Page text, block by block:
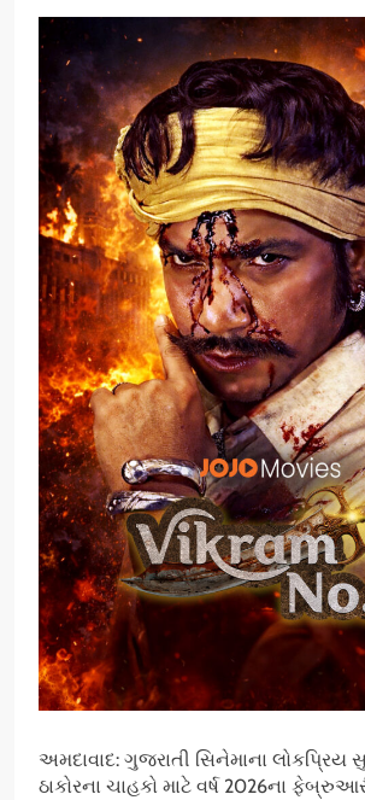
અમદાવાદ: ગુજરાતી સિનેમાના લોકપ્રિય
ઠાકોરના ચાહકો માટે વર્ષ 2026ના